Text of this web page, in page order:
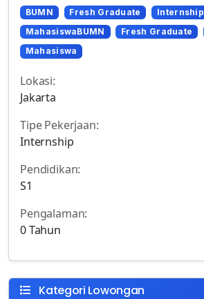
BUMN Fresh Graduate
Internship
MahasiswaBUMN
Fresh Graduate
Mahasiswa
Lokasi:
Jakarta
Tipe Pekerjaan:
Internship
Pendidikan:
S1
Pengalaman:
0 Tahun
Kategori Lowongan